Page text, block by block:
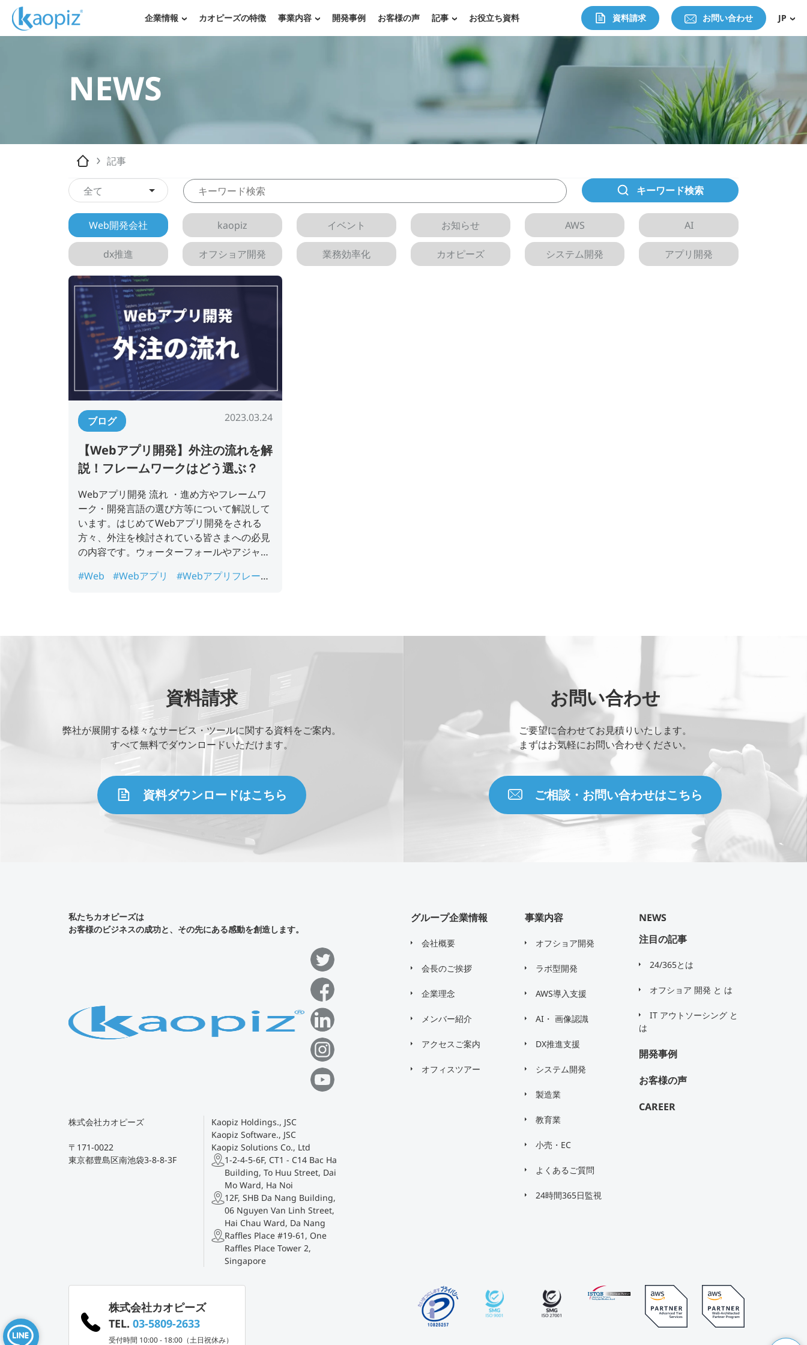
企業情報 カオピーズの特徴 事業内容 開発事例 お客様の声 記事 お役立ち資料 JP
資料請求 お問い合わせ
NEWS
記事
全て キーワード検索
Web開発会社 kaopiz イベント お知らせ AWS AI
dx推進 オフショア開発 業務効率化 カオピーズ システム開発 アプリ開発
ブログ 2023.03.24
【Webアプリ開発】外注の流れを解
説！フレームワークはどう選ぶ？
Webアプリ開発 流れ ・進め方やフレームワ
ーク・開発言語の選び方等について解説して
います。はじめてWebアプリ開発をされる
方々、外注を検討されている皆さまへの必見
の内容です。ウォーターフォールやアジャイ
す。
#Web #Webアプリ
#Webアプリフレーム
資料請求
弊社が展開する様々なサービス・ツールに関する資料をご案内。
すべて無料でダウンロードいただけます。
資料ダウンロードはこちら
お問い合わせ
ご要望に合わせてお見積りいたします。
まずはお気軽にお問い合わせください。
ご相談・お問い合わせはこちら
私たちカオピーズは
お客様のビジネスの成功と、その先にある感動を創造します。
株式会社カオピーズ
〒171-0022
東京都豊島区南池袋3-8-8-3F
Kaopiz Holdings., JSC
Kaopiz Software., JSC
Kaopiz Solutions Co., Ltd
1-2-4-5-6F, CT1 - C14 Bac Ha
Building, To Huu Street, Dai
Mo Ward, Ha Noi
12F, SHB Da Nang Building,
06 Nguyen Van Linh Street,
Hai Chau Ward, Da Nang
Raffles Place #19-61, One
Raffles Place Tower 2,
Singapore
グループ企業情報
会社概要
会長のご挨拶
企業理念
メンバー紹介
アクセスご案内
オフィスツアー
事業内容
オフショア開発
ラボ型開発
AWS導入支援
AI・ 画像認識
DX推進支援
システム開発
製造業
教育業
小売・EC
よくあるご質問
24時間365日監視
NEWS
注目の記事
24/365とは
オフショア 開発 と は
IT アウトソーシング と
は
開発事例
お客様の声
CAREER
株式会社カオピーズ
TEL. 03-5809-2633
受付時間 10:00 - 18:00（土日祝休み）